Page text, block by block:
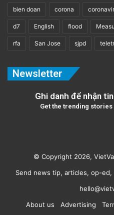
bien doan corona
d7 English flood
rfa San Jose sjpd
Newsletter
Ghi danh để nhận
Get the trending
© Copyright 2026,
Send news tip, articles, op-
About us
Advertising